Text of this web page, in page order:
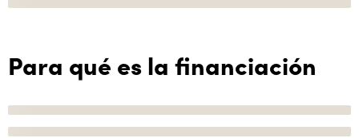
Para qué es la financiación